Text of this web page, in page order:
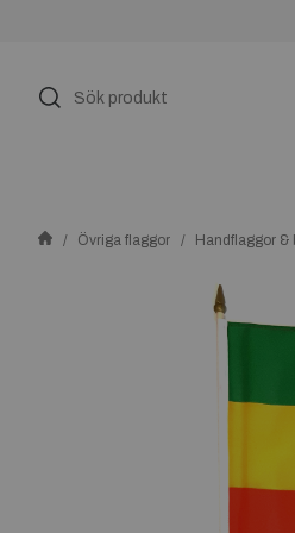
Övriga flaggor Handflaggor &